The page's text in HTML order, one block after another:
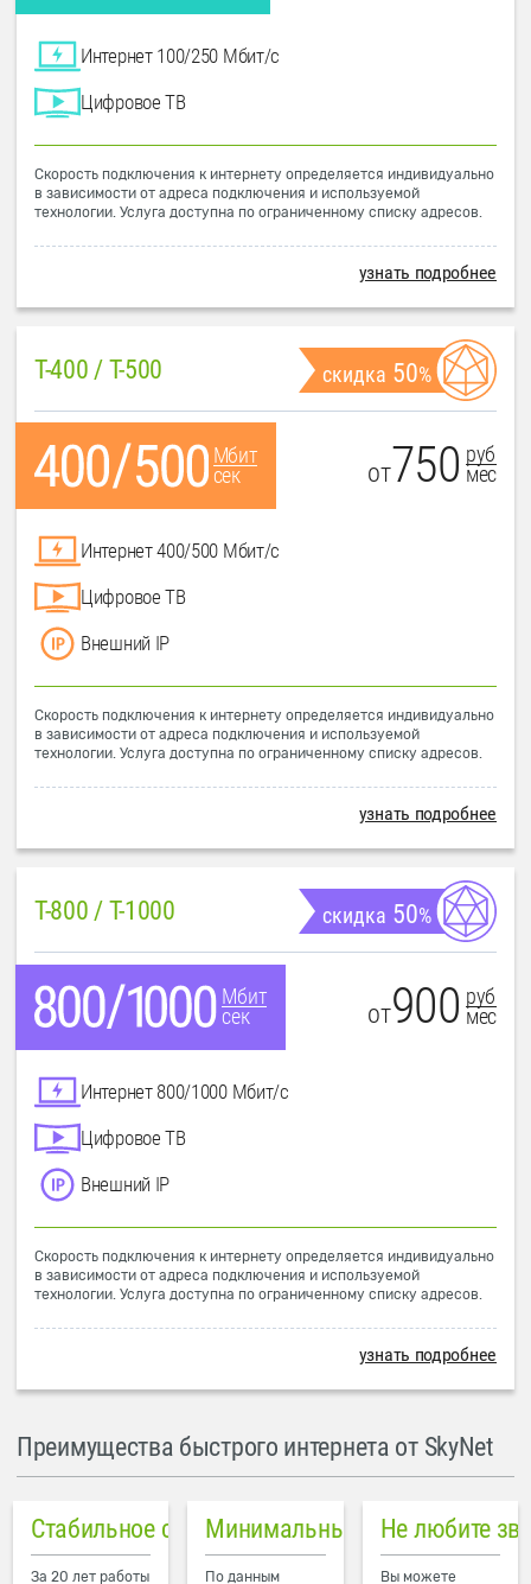
Интернет 100/250 Мбит/с
Цифровое ТВ
Скорость подключения к интернету определяется индивидуально
в зависимости от адреса подключения и используемой
технологии. Услуга доступна по ограниченному списку адресов.
узнать подробнее
T-400 / T-500 скидка 50%
Мбит
сек
от750 руб
мес
Интернет 400/500 Мбит/с
Цифровое ТВ
Внешний IP
Скорость подключения к интернету определяется индивидуально
в зависимости от адреса подключения и используемой
технологии. Услуга доступна по ограниченному списку адресов.
узнать подробнее
T-800 / T-1000 скидка 50%
Мбит
сек
от900 руб
мес
Интернет 800/1000 Мбит/с
Цифровое ТВ
Внешний IP
Скорость подключения к интернету определяется индивидуально
в зависимости от адреса подключения и используемой
технологии. Услуга доступна по ограниченному списку адресов.
узнать подробнее
Преимущества быстрого интернета от SkyNet
Стабильное соединение
За 20 лет работы
Минимальный пинг в городе
По данным
Не любите
Вы можете